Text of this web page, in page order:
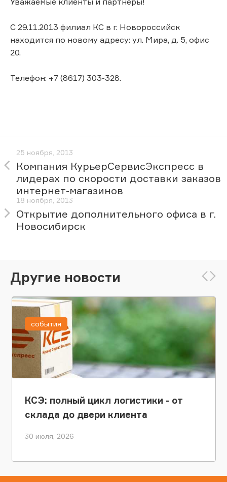
С 29.11.2013 филиал КС в г. Новороссийск
находится по новому адресу: ул. Мира, д. 5, офис
20.
Телефон: +7 (8617) 303-328.
25 ноября, 2013
Компания КурьерСервисЭкспресс в
лидерах по скорости доставки заказов
интернет-магазинов
18 ноября, 2013
Открытие дополнительного офиса в г.
Новосибирск
Другие новости
КСЭ: полный цикл логистики - от
склада до двери клиента
30 июля, 2026
события